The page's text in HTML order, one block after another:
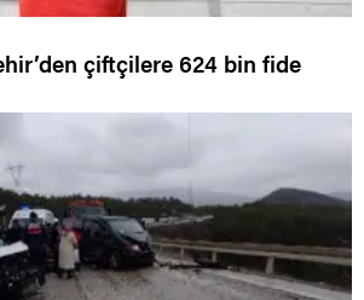
çiftçilere 624 bin fide